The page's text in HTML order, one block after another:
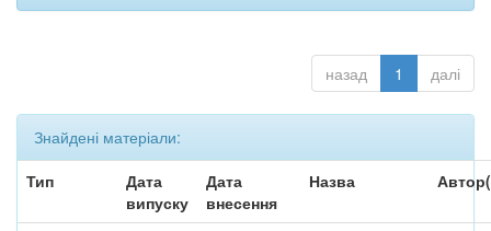
назад 1 далі
Знайдені матеріали:
Тип
Дата
випуску
Дата
внесення
Назва